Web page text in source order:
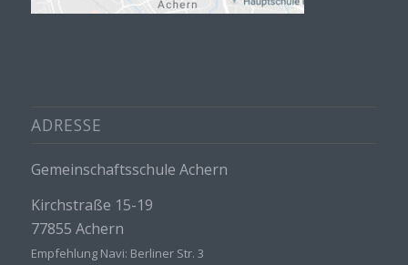
ADRESSE
Gemeinschaftsschule Achern
Kirchstraße 15-19
77855 Achern
Empfehlung Navi: Berliner Str. 3